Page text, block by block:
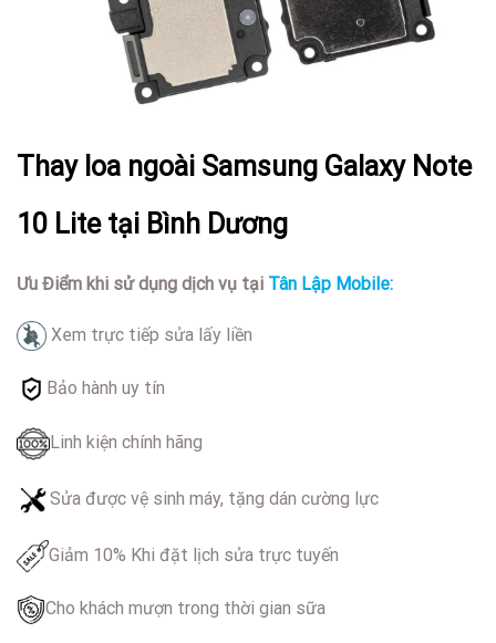
Thay loa ngoài Samsung Galaxy Note
10 Lite tại Bình Dương
Ưu Điểm khi sử dụng dịch vụ tại Tân Lập Mobile:
Xem trực tiếp sửa lấy liền
Bảo hành uy tín
Linh kiện chính hãng
Sửa được vệ sinh máy, tặng dán cường lực
Giảm 10% Khi đặt lịch sửa trực tuyến
Cho khách mượn trong thời gian sữa